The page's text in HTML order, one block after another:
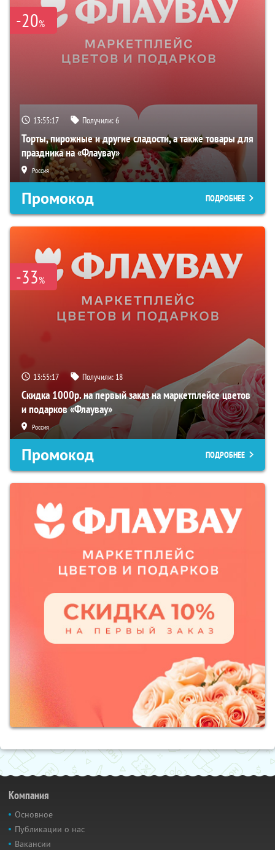
-20%
13:55:16 Получили:6
Торты, пирожные и другие сладости, а также товары для
праздника на «Флаувау»
Россия
Промокод ПОДРОБНЕЕ
-33%
13:55:16 Получили: 18
Скидка 1000р. на первый заказ на маркетплейсе цветов
и подарков «Флаувау»
Россия
Промокод ПОДРОБНЕЕ
Компания
Основное
Публикации о нас
Вакансии